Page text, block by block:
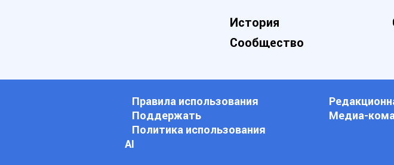
История
Сообщество
Правила использования
Поддержать
Медиа-
Политика использования
АI